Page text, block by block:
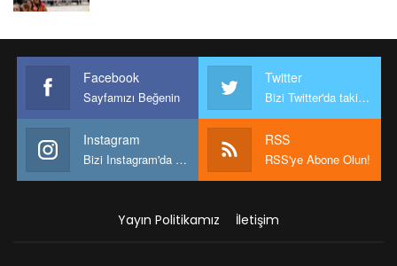
Facebook
Sayfamızı Beğenin
Twitter
Bizi Twitter'da takip edin
Instagram
Bizi Instagram'da takip edin
RSS
RSS'ye Abone Olun!
Yayın Politikamız İletişim